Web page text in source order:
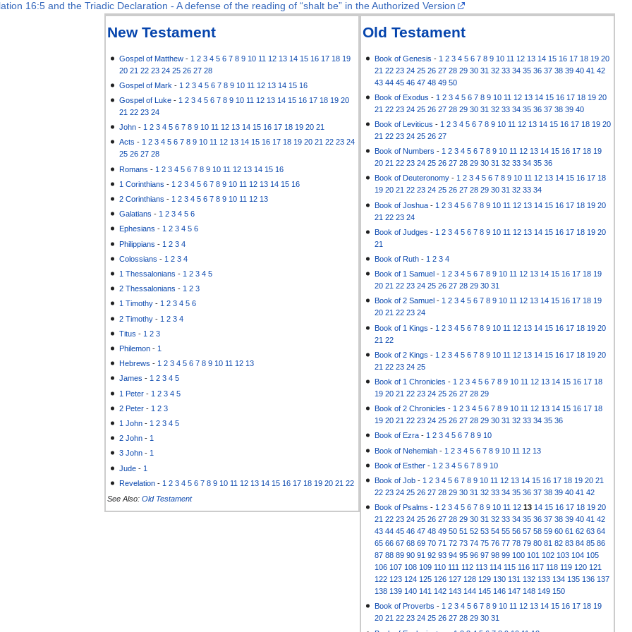
16:5 and the Triadic Declaration - A defense of the reading of “shalt be” in the Authorized Version
Old Testament
Book of Genesis - 1 2 3 4 5 6 7 8 9 10 11 12 13 14 15 16 17 18 19 20
21 22 23 24 25 26 27 28 29 30 31 32 33 34 35 36 37 38 39 40 41 42
43 44 45 46 47 48 49 50
Book of Exodus - 1 2 3 4 5 6 7 8 9 10 11 12 13 14 15 16 17 18 19 20
21 22 23 24 25 26 27 28 29 30 31 32 33 34 35 36 37 38 39 40
Book of Leviticus - 1 2 3 4 5 6 7 8 9 10 11 12 13 14 15 16 17 18 19 20
21 22 23 24 25 26 27
Book of Numbers - 1 2 3 4 5 6 7 8 9 10 11 12 13 14 15 16 17 18 19
20 21 22 23 24 25 26 27 28 29 30 31 32 33 34 35 36
Book of Deuteronomy - 1 2 3 4 5 6 7 8 9 10 11 12 13 14 15 16 17 18
19 20 21 22 23 24 25 26 27 28 29 30 31 32 33 34
Book of Joshua - 1 2 3 4 5 6 7 8 9 10 11 12 13 14 15 16 17 18 19 20
21 22 23 24
Book of Judges - 1 2 3 4 5 6 7 8 9 10 11 12 13 14 15 16 17 18 19 20
21
Book of Ruth - 1 2 3 4
Book of 1 Samuel - 1 2 3 4 5 6 7 8 9 10 11 12 13 14 15 16 17 18 19
20 21 22 23 24 25 26 27 28 29 30 31
Book of 2 Samuel - 1 2 3 4 5 6 7 8 9 10 11 12 13 14 15 16 17 18 19
20 21 22 23 24
Book of 1 Kings - 1 2 3 4 5 6 7 8 9 10 11 12 13 14 15 16 17 18 19 20
21 22
Book of 2 Kings - 1 2 3 4 5 6 7 8 9 10 11 12 13 14 15 16 17 18 19 20
21 22 23 24 25
Book of 1 Chronicles - 1 2 3 4 5 6 7 8 9 10 11 12 13 14 15 16 17 18
19 20 21 22 23 24 25 26 27 28 29
Book of 2 Chronicles - 1 2 3 4 5 6 7 8 9 10 11 12 13 14 15 16 17 18
19 20 21 22 23 24 25 26 27 28 29 30 31 32 33 34 35 36
Book of Ezra - 1 2 3 4 5 6 7 8 9 10
Book of Nehemiah - 1 2 3 4 5 6 7 8 9 10 11 12 13
Book of Esther - 1 2 3 4 5 6 7 8 9 10
Book of Job - 1 2 3 4 5 6 7 8 9 10 11 12 13 14 15 16 17 18 19 20 21
22 23 24 25 26 27 28 29 30 31 32 33 34 35 36 37 38 39 40 41 42
Book of Psalms - 1 2 3 4 5 6 7 8 9 10 11 12 13 14 15 16 17 18 19 20
21 22 23 24 25 26 27 28 29 30 31 32 33 34 35 36 37 38 39 40 41 42
43 44 45 46 47 48 49 50 51 52 53 54 55 56 57 58 59 60 61 62 63 64
65 66 67 68 69 70 71 72 73 74 75 76 77 78 79 80 81 82 83 84 85 86
87 88 89 90 91 92 93 94 95 96 97 98 99 100 101 102 103 104 105
106 107 108 109 110 111 112 113 114 115 116 117 118 119 120 121
122 123 124 125 126 127 128 129 130 131 132 133 134 135 136 137
138 139 140 141 142 143 144 145 146 147 148 149 150
Book of Proverbs - 1 2 3 4 5 6 7 8 9 10 11 12 13 14 15 16 17 18 19
20 21 22 23 24 25 26 27 28 29 30 31
New Testament
Gospel of Matthew - 1 2 3 4 5 6 7 8 9 10 11 12 13 14 15 16 17 18 19
20 21 22 23 24 25 26 27 28
Gospel of Mark - 1 2 3 4 5 6 7 8 9 10 11 12 13 14 15 16
Gospel of Luke - 1 2 3 4 5 6 7 8 9 10 11 12 13 14 15 16 17 18 19 20
21 22 23 24
John - 1 2 3 4 5 6 7 8 9 10 11 12 13 14 15 16 17 18 19 20 21
Acts - 1 2 3 4 5 6 7 8 9 10 11 12 13 14 15 16 17 18 19 20 21 22 23 24
25 26 27 28
Romans - 1 2 3 4 5 6 7 8 9 10 11 12 13 14 15 16
1 Corinthians - 1 2 3 4 5 6 7 8 9 10 11 12 13 14 15 16
2 Corinthians - 1 2 3 4 5 6 7 8 9 10 11 12 13
Galatians - 1 2 3 4 5 6
Ephesians - 1 2 3 4 5 6
Philippians - 1 2 3 4
Colossians - 1 2 3 4
1 Thessalonians - 1 2 3 4 5
2 Thessalonians - 1 2 3
1 Timothy - 1 2 3 4 5 6
2 Timothy - 1 2 3 4
Titus - 1 2 3
Philemon - 1
Hebrews - 1 2 3 4 5 6 7 8 9 10 11 12 13
James - 1 2 3 4 5
1 Peter - 1 2 3 4 5
2 Peter - 1 2 3
1 John - 1 2 3 4 5
2 John - 1
3 John -1
Jude - 1
Revelation - 1 2 3 4 5 6 7 8 9 10 11 12 13 14 15 16 17 18 19 20 21 22
See Also: Old Testament